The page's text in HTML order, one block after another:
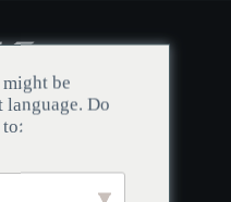
be
Do
to: